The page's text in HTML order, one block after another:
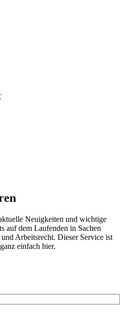
Neuigkeiten und wichtige
auf dem Laufenden in Sachen
Arbeitsrecht. Dieser Service ist
einfach hier.